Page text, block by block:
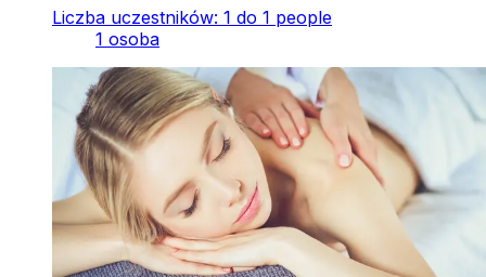
Liczba uczestników: 1 do 1 people
1 osoba